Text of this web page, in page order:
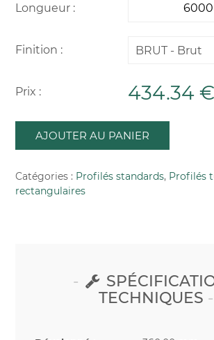
Longueur :
Finition : BRUT - Brut
Prix : 434.34 €
AJOUTER AU PANIER
Catégories : Profilés standards, Profilés
rectangulaires
TECHNIQUES